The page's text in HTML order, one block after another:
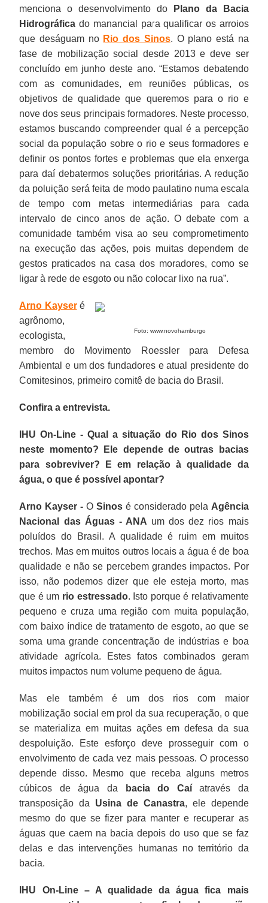
menciona o desenvolvimento do Plano da Bacia
Hidrográfica do manancial para qualificar os arroios
que deságuam no Rio dos Sinos. O plano está na
fase de mobilização social desde 2013 e deve ser
concluído em junho deste ano. “Estamos debatendo
com as comunidades, em reuniões públicas, os
objetivos de qualidade que queremos para o rio e
nove dos seus principais formadores. Neste processo,
estamos buscando compreender qual é a percepção
social da população sobre o rio e seus formadores e
definir os pontos fortes e problemas que ela enxerga
para daí debatermos soluções prioritárias. A redução
da poluição será feita de modo paulatino numa escala
de tempo com metas intermediárias para cada
intervalo de cinco anos de ação. O debate com a
comunidade também visa ao seu comprometimento
na execução das ações, pois muitas dependem de
gestos praticados na casa dos moradores, como se
ligar à rede de esgoto ou não colocar lixo na rua”.
Foto: www.novohamburgo
Arno Kayseré
agrônomo,
ecologista,
membro do Movimento Roessler para Defesa
Ambiental e um dos fundadores e atual presidente do
Comitesinos, primeiro comitê de bacia do Brasil.
Confira a entrevista.
IHU On-Line - Qual a situação do Rio dos Sinos
neste momento? Ele depende de outras bacias
para sobreviver? E em relação à qualidade da
água, o que é possível apontar?
Arno Kayser - O Sinos é considerado pela Agência
Nacional das Águas - ANA um dos dez rios mais
poluídos do Brasil. A qualidade é ruim em muitos
trechos. Mas em muitos outros locais a água é de boa
qualidade e não se percebem grandes impactos. Por
isso, não podemos dizer que ele esteja morto, mas
que é um rio estressado. Isto porque é relativamente
pequeno e cruza uma região com muita população,
com baixo índice de tratamento de esgoto, ao que se
soma uma grande concentração de indústrias e boa
atividade agrícola. Estes fatos combinados geram
muitos impactos num volume pequeno de água.
Mas ele também é um dos rios com maior
mobilização social em prol da sua recuperação, o que
se materializa em muitas ações em defesa da sua
despoluição. Este esforço deve prosseguir com o
envolvimento de cada vez mais pessoas. O processo
depende disso. Mesmo que receba alguns metros
cúbicos de água da
bacia do Caíatravés da
transposição da Usina de Canastra, ele depende
mesmo do que se fizer para manter e recuperar as
águas que caem na bacia depois do uso que se faz
delas e das intervenções humanas no território da
bacia.
IHU On-Line – A qualidade da água fica mais